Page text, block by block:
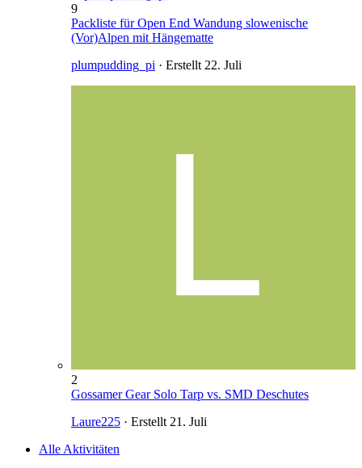
9
Packliste für Open End Wandung slowenische
(Vor)Alpen mit Hängematte
plumpudding_pi · Erstellt 22. Juli
2
Gossamer Gear Solo Tarp vs. SMD Deschutes
Laure225 · Erstellt 21. Juli
Alle Aktivitäten